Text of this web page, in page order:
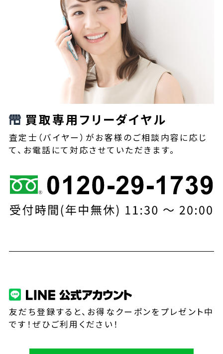
買取専用フリーダイヤル
査定士（バイヤー）がお客様のご相談内容に応じ
て、お電話にて対応させていただきます。
友だち登録すると、お得なクーポンをプレゼント中
です！ぜひご利用ください！